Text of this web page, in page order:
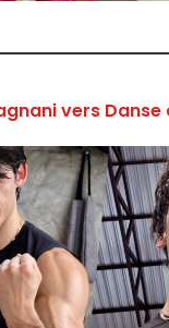
vers